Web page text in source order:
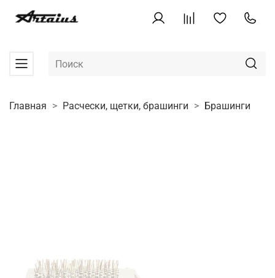
Главная Расчески, щетки, брашинги Брашинги